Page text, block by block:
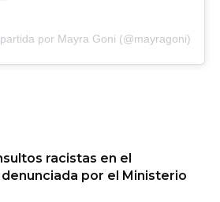
por Mayra Goni (@mayragoni)
racistas en el
por el Ministerio